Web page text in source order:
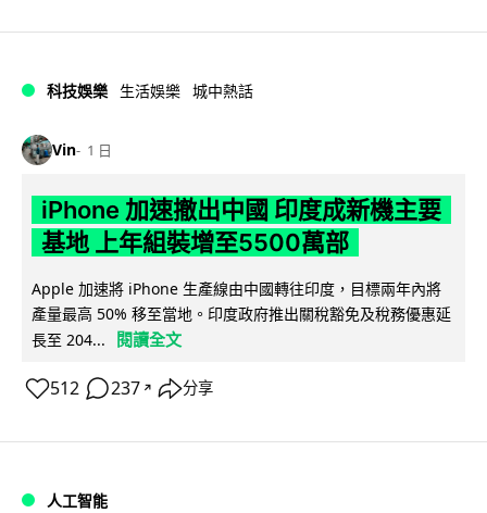
科技娛樂 生活娛樂 城中熱話
Vin 1 日
iPhone 加速撤出中國 印度成新機主要
基地 上年組裝增至5500萬部
Apple 加速將 iPhone 生產線由中國轉往印度，目標兩年內將
產量最高 50% 移至當地。印度政府推出關稅豁免及稅務優惠延
長至 204...
閱讀全文
512 237 ↗ 分享
人工智能